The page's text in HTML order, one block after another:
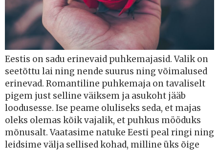
Eestis on sadu erinevaid puhkemajasid. Valik on
seetõttu lai ning nende suurus ning võimalused
erinevad. Romantiline puhkemaja on tavaliselt
pigem just selline väiksem ja asukoht jääb
loodusesse. Ise peame oluliseks seda, et majas
oleks olemas kõik vajalik, et puhkus mööduks
mõnusalt. Vaatasime natuke Eesti peal ringi ning
leidsime välja sellised kohad, milline üks õige